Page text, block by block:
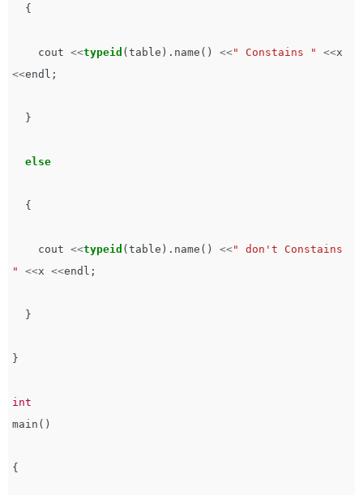
{
cout <<typeid ( table ). name () <<" Constains " <<x
<<endl ;
}
else
{
cout <<typeid ( table ). name () <<" don't Constains
"
<<x <<endl ;
}
}
int
main ()
{